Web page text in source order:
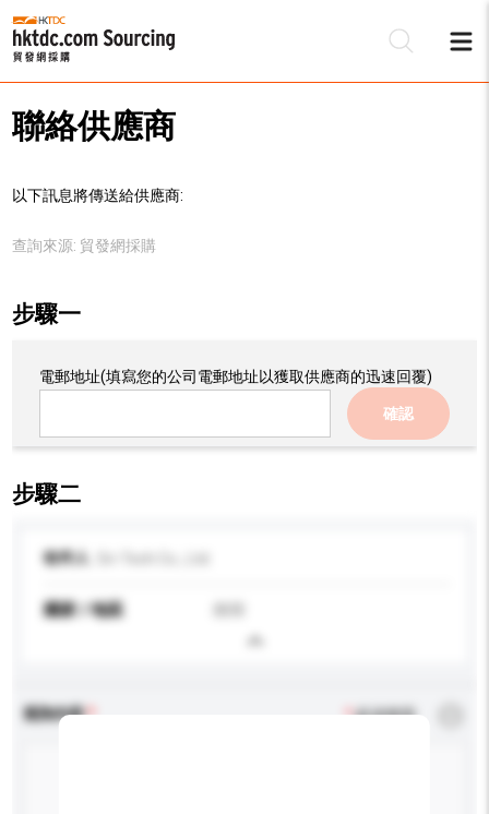
聯絡供應商
以下訊息將傳送給供應商:
查詢來源: 貿發網採購
步驟一
電郵地址(填寫您的公司電郵地址以獲取供應商的迅速回覆)
確認
步驟二
收件人
國家 / 地區
查詢內容 *必須填寫